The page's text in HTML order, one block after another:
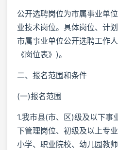
公开选聘岗位为市属事业单
业技术岗位。具体岗位、计
市属事业单位公开选聘工作
《岗位表》)。
二、报名范围和条件
(一)报名范围
1.我市县(市、区)级及以下事
下管理岗位、初级及以上专
小学、职业院校、幼儿园教